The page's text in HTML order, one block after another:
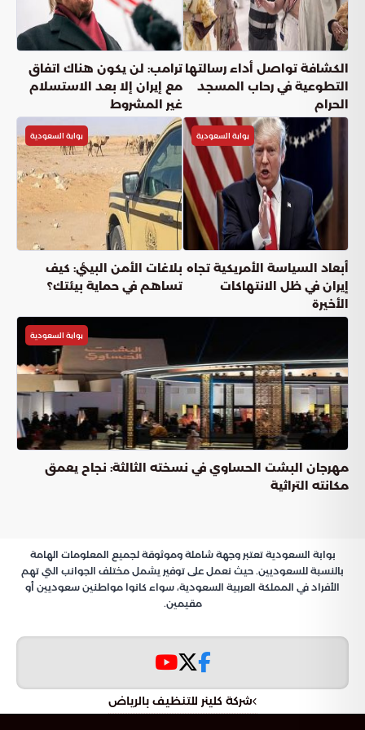
بوابة السعودية أعجبني(
0
) شارك
6 دقيقة نشر:
عناوين المقال
عودة انتظام حركة الملاحة الجوية في الكويت والقدرات التشغيلية الكاملة
الأطر التنظيمية والكفاءة الميدانية في إدارة الأزمات
معايير السلامة والتقييم الفني المستمر
إرشادات السفر لضمان السهولة والمرونة
مؤشرات الأداء التشغيلي الحالي
تكللت الجهود التنظيمية بالنجاح مع استعادةحركة الملاحة
الجوية في الكويتلمسارها الطبيعي، حيث أعلنت شركة طيران
الجزيرة عن الجاهزية التامة لاستقبال المسافرين عبر مبنى الركاب
مراجعة دقيقة لكافة المسارات اللوجستية، مما أدى إلى استيفاء
جميع المتطلبات الأمنية والتقنية اللازمة لضمان انسيابية حركة
الطيران وسلامة المرتادين.
تدار هذه العمليات حالياً بكفاءة عالية تحت إشراف الإدارة العامة